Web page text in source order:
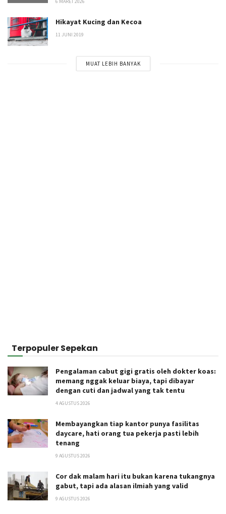
Hikayat Kucing dan Kecoa
11 JUNI 2019
MUAT LEBIH BANYAK
Terpopuler Sepekan
Pengalaman cabut gigi gratis oleh dokter koas:
memang nggak keluar biaya, tapi dibayar
dengan cuti dan jadwal yang tak tentu
4 AGUSTUS 2026
Membayangkan tiap kantor punya fasilitas
daycare, hati orang tua pekerja pasti lebih
tenang
9 AGUSTUS 2026
Cor dak malam hari itu bukan karena tukangnya
gabut, tapi ada alasan ilmiah yang valid
9 AGUSTUS 2026